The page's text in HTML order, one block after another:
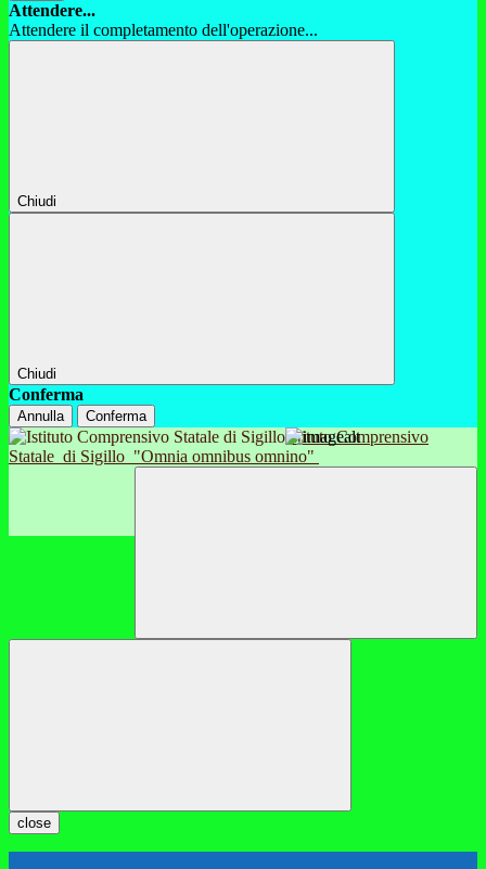
Attendere...
Attendere il completamento dell'operazione...
Chiudi
Chiudi
Conferma
Annulla Conferma
Istituto Comprensivo
Statale di Sigillo "Omnia omnibus omnino"
close